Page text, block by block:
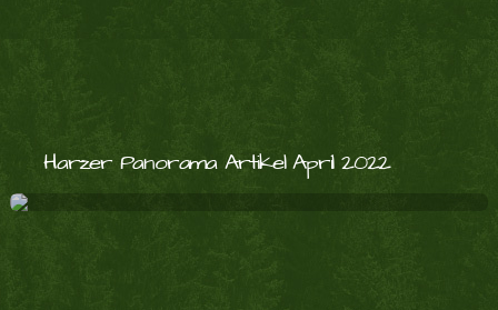
Harzer Panorama Artikel April 2022